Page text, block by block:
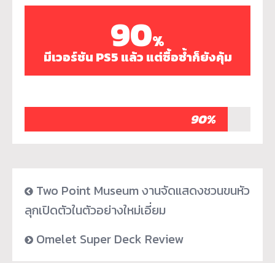
90%
มีเวอร์ชัน PS5 แล้ว แต่ซื้อซ้ำก็ยังคุ้ม
90%
Two Point Museum งานจัดแสดงชวนขนหัว
ลุกเปิดตัวในตัวอย่างใหม่เอี่ยม
Omelet Super Deck Review